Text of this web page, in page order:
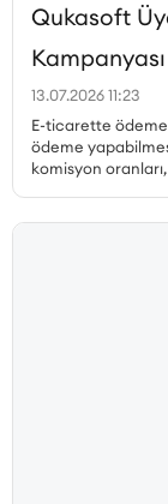
Qukasoft
Kampanyası
13.07.2026 11:23
E-ticarette ödeme
ödeme
komisyon